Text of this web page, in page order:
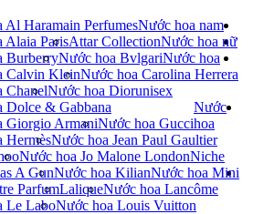
Al Haramain Perfumes
Alaia ParisAttar Collection
BurberryNước hoa Bvlgari
Calvin KleinNước hoa Carolina Herrera
ChanelNước hoa Dior
Dolce & Gabbana
Giorgio ArmaniNước hoa Gucci
HermèsNước hoa Jean Paul Gaultier
Nước hoa Jo Malone London
A GunNước hoa Kilian
ParfumLaliqueNước hoa Lancôme
Le LaboNước hoa Louis Vuitton
Nước hoa nam
Nước hoa nữ
Nước hoa
unisex
Nước
hoa
Niche
Nước hoa Mini